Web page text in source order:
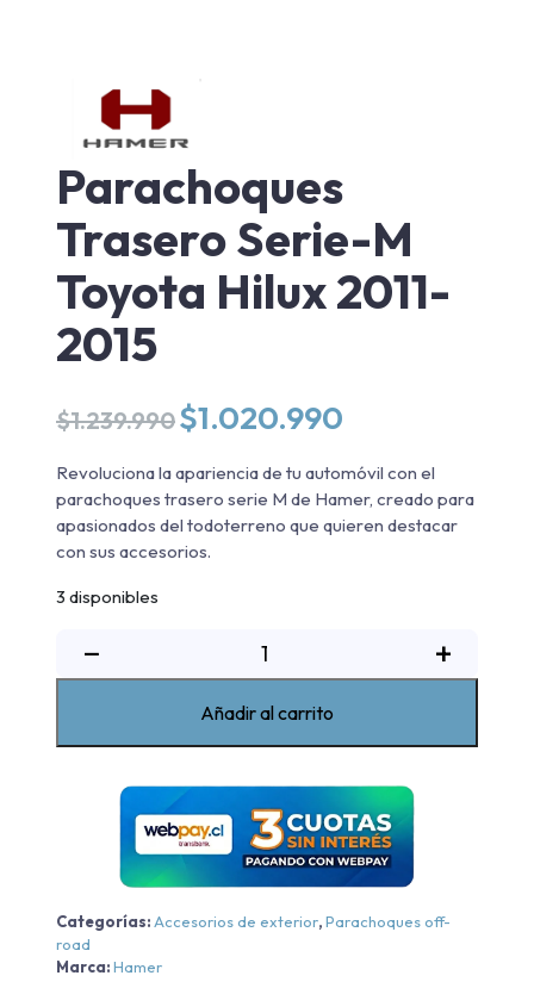
Parachoques
Trasero Serie-M
Toyota Hilux 2011-
2015
$1.239.990 El
precio
original
era:
$1.239.990.
$1.020.990
actual
es:
$1.020.990.
Revoluciona la apariencia de tu automóvil con el
parachoques trasero serie M de Hamer, creado para
apasionados del todoterreno que quieren destacar
con sus accesorios.
3 disponibles
−
Hilux
2011-
2015
cantidad
+
Añadir al carrito
Categorías:Accesorios de exterior,Parachoques off-
road
Marca:Hamer